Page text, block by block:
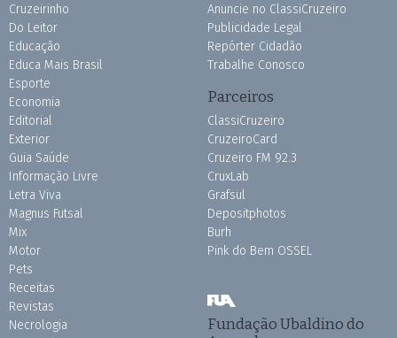
Cruzeirinho
Do Leitor
Educação
Educa Mais Brasil
Esporte
Economia
Editorial
Exterior
Guia Saúde
Informação Livre
Letra Viva
Magnus Futsal
Mix
Motor
Pets
Receitas
Revistas
Necrologia
Anuncie no ClassiCruzeiro
Publicidade Legal
Repórter Cidadão
Trabalhe Conosco
Parceiros
ClassiCruzeiro
CruzeiroCard
Cruzeiro FM 92.3
CruxLab
Grafsul
Depositphotos
Burh
Pink do Bem OSSEL
Fundação Ubaldino do